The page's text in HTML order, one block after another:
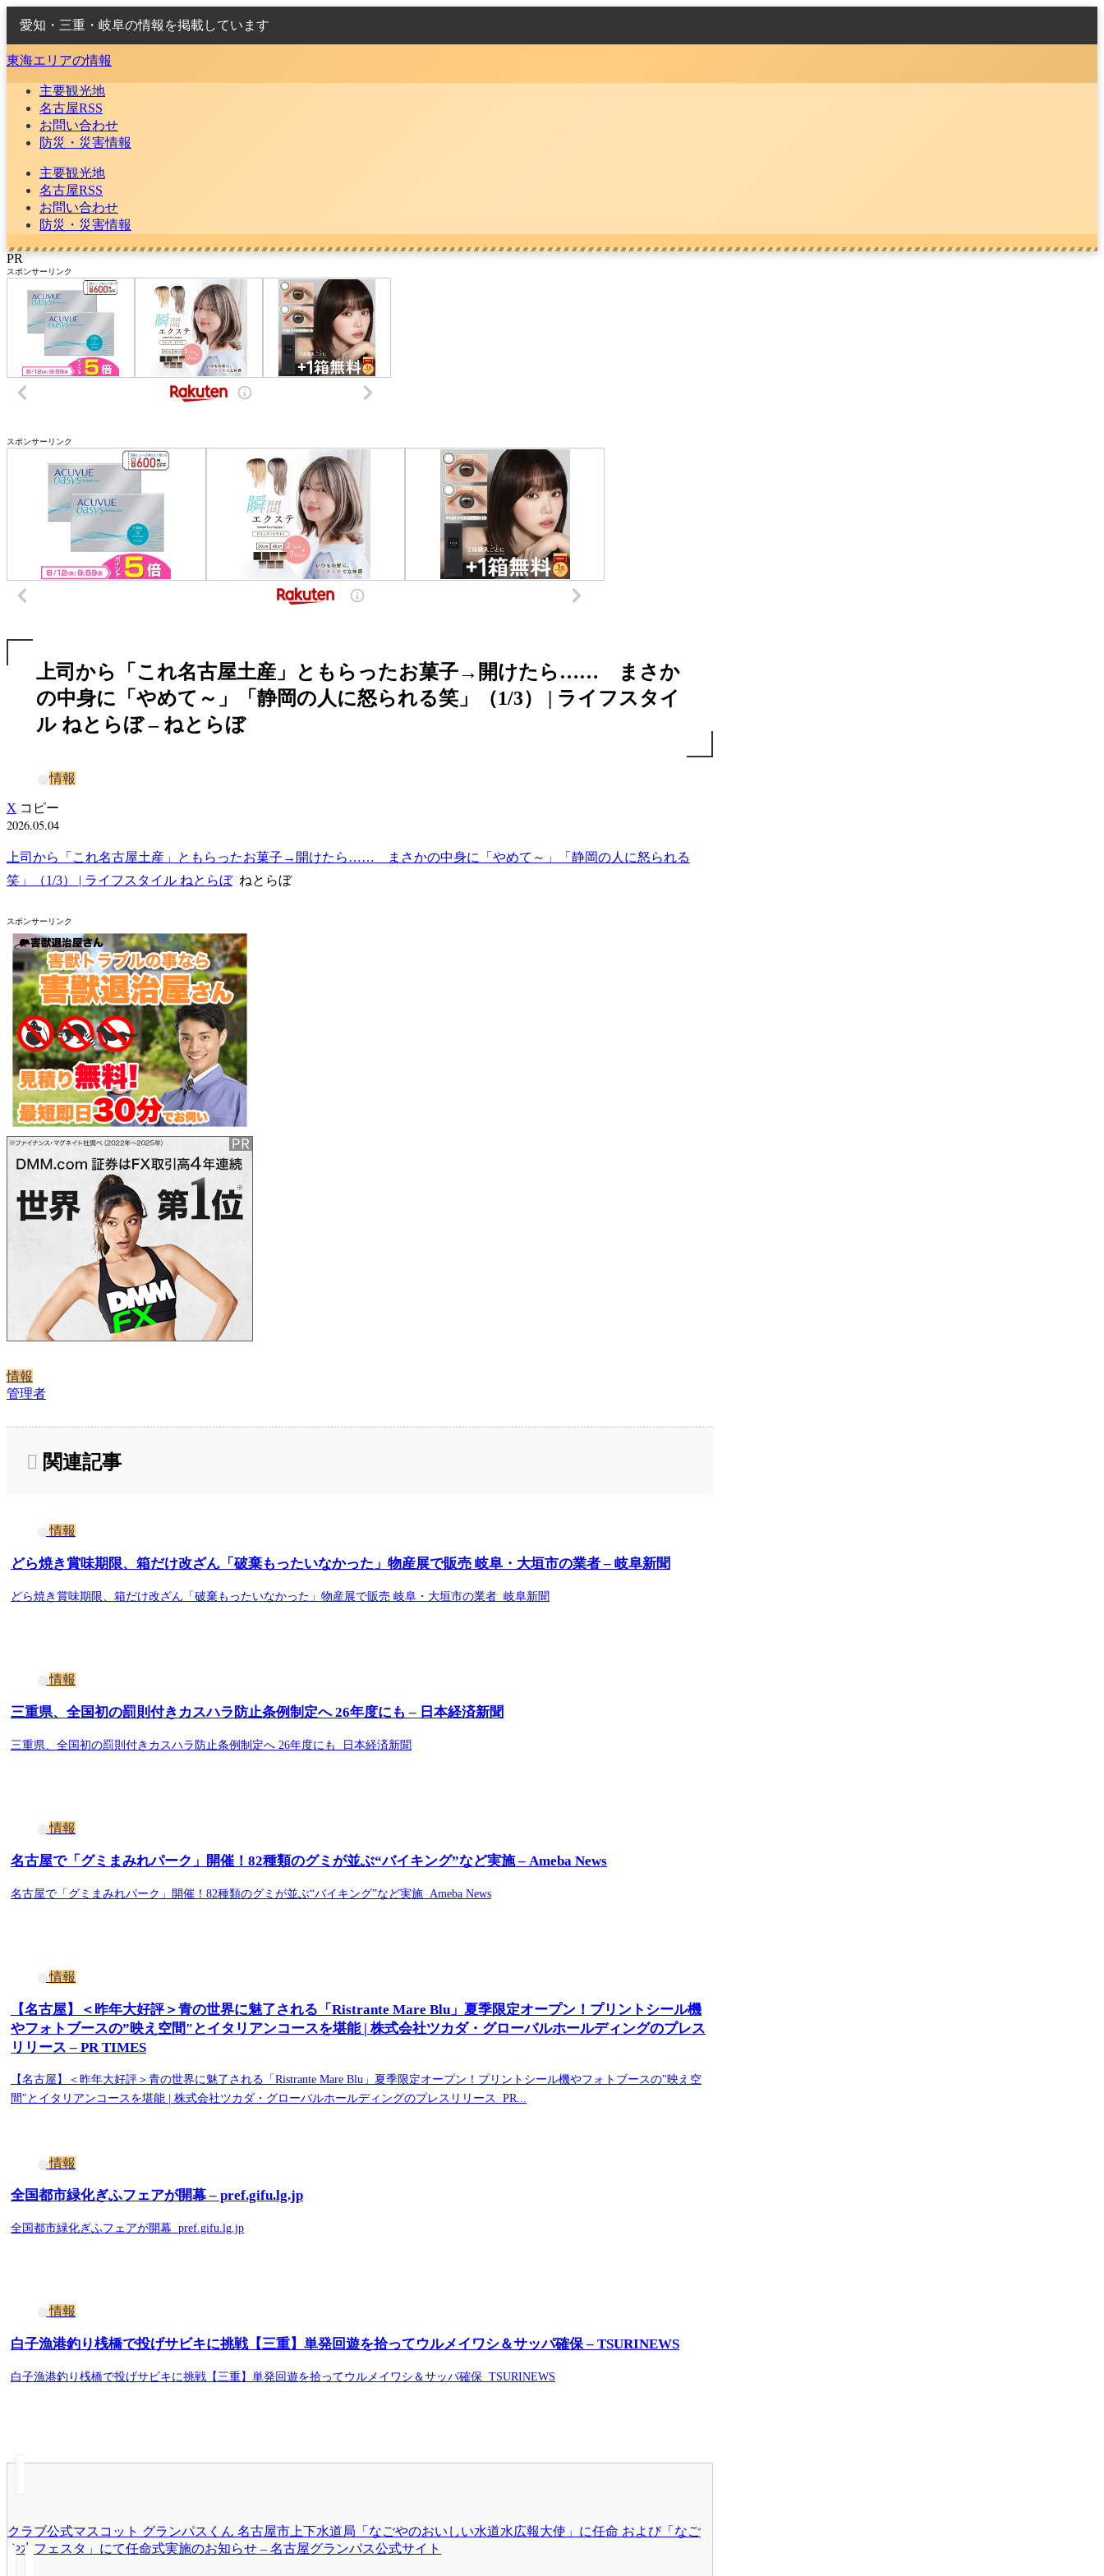
愛知・三重・岐阜の情報を掲載しています
東海エリアの情報
主要観光地
名古屋RSS
お問い合わせ
防災・災害情報
主要観光地
名古屋RSS
お問い合わせ
防災・災害情報
PR
スポンサーリンク
スポンサーリンク
上司から「これ名古屋土産」ともらったお菓子→開けたら…… まさか
の中身に「やめて～」「静岡の人に怒られる笑」（1/3） | ライフスタイ
ル ねとらぼ – ねとらぼ
情報
X コピー
2026.05.04
上司から「これ名古屋土産」ともらったお菓子→開けたら…… まさかの中身に「やめて～」「静岡の人に怒られる
笑」（1/3） | ライフスタイル ねとらぼねとらぼ
スポンサーリンク
情報
管理者
関連記事
情報
どら焼き賞味期限、箱だけ改ざん「破棄もったいなかった」物産展で販売 岐阜・大垣市の業者 – 岐阜新聞
どら焼き賞味期限、箱だけ改ざん「破棄もったいなかった」物産展で販売 岐阜・大垣市の業者 岐阜新聞
情報
三重県、全国初の罰則付きカスハラ防止条例制定へ 26年度にも – 日本経済新聞
三重県、全国初の罰則付きカスハラ防止条例制定へ 26年度にも 日本経済新聞
情報
名古屋で「グミまみれパーク」開催！82種類のグミが並ぶ“バイキング”など実施 – Ameba News
名古屋で「グミまみれパーク」開催！82種類のグミが並ぶ“バイキング”など実施 Ameba News
情報
【名古屋】＜昨年大好評＞青の世界に魅了される「Ristrante Mare Blu」夏季限定オープン！プリントシール機
やフォトブースの”映え空間″とイタリアンコースを堪能 | 株式会社ツカダ・グローバルホールディングのプレス
リリース – PR TIMES
【名古屋】＜昨年大好評＞青の世界に魅了される「Ristrante Mare Blu」夏季限定オープン！プリントシール機やフォトブースの"映え空
間″とイタリアンコースを堪能 | 株式会社ツカダ・グローバルホールディングのプレスリリース PR...
情報
全国都市緑化ぎふフェアが開幕 – pref.gifu.lg.jp
全国都市緑化ぎふフェアが開幕 pref.gifu.lg.jp
情報
白子漁港釣り桟橋で投げサビキに挑戦【三重】単発回遊を拾ってウルメイワシ＆サッパ確保 – TSURINEWS
白子漁港釣り桟橋で投げサビキに挑戦【三重】単発回遊を拾ってウルメイワシ＆サッパ確保 TSURINEWS
クラブ公式マスコット グランパスくん 名古屋市上下水道局「なごやのおいしい水道水広報大使」に任命 および「なご
や水フェスタ」にて任命式実施のお知らせ – 名古屋グランパス公式サイト